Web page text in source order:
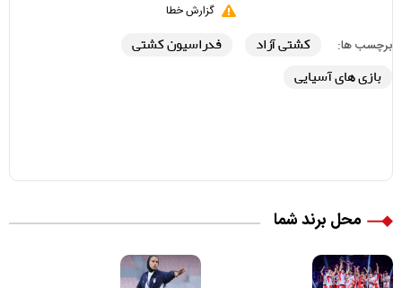
گزارش خطا
برچسب ها: کشتی آزاد
فدراسیون کشتی
بازی های آسیایی
محل برند شما